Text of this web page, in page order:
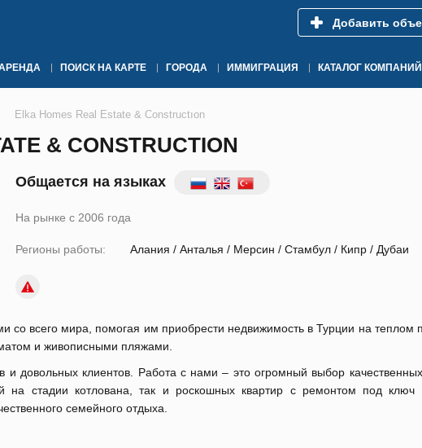
Добавить
ПОИСК НА КАРТЕ ГОРОДА ИММИГРАЦИЯ КАТАЛОГ КОМПАНИЙ
Elka Homes Real Estate & Constructıon
& CONSTRUCTION
Общается на языках
На рынке с 2006 года
Регионы работы: Алания / Анталья / Мерсин / Стамбул / Кипр / Дубаи
со всего мира, помогая им приобрести недвижимость в Турции на теплом
и живописными пляжами.
довольных клиентов. Работа с нами – это огромный выбор
на стадии котлована, так и роскошных квартир с ремонтом под ключ
семейного отдыха.